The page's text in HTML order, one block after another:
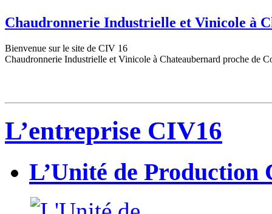
Chaudronnerie Industrielle et Vinicole à
Bienvenue sur le site de CIV 16
Chaudronnerie Industrielle et Vinicole à Chateaubernard proche de
L’entreprise CIV16
L’Unité de Production